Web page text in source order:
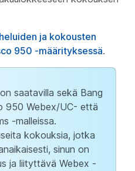
ja kokousten
950 -määrityksessä.
saatavilla sekä Bang
950 Webex/UC- että
-malleissa.
kokouksia, jotka
sinun on
ja liityttävä Webex -